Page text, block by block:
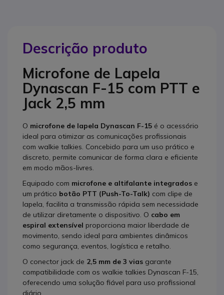
Descrição produto
Microfone de Lapela
Dynascan F-15 com PTT e
Jack 2,5 mm
O microfone de lapela Dynascan F-15 é o acessório
ideal para otimizar as comunicações profissionais
com walkie talkies. Concebido para um uso prático e
discreto, permite comunicar de forma clara e eficiente
em modo mãos-livres.
Equipado com microfone e altifalante integrados e
um prático botão PTT (Push-To-Talk) com clipe de
lapela, facilita a transmissão rápida sem necessidade
de utilizar diretamente o dispositivo. O cabo em
espiral extensível proporciona maior liberdade de
movimento, sendo ideal para ambientes dinâmicos
como segurança, eventos, logística e retalho.
O conector jack de 2,5 mm de 3 vias garante
compatibilidade com os walkie talkies Dynascan F-15,
oferecendo uma solução fiável para uso profissional
diário.